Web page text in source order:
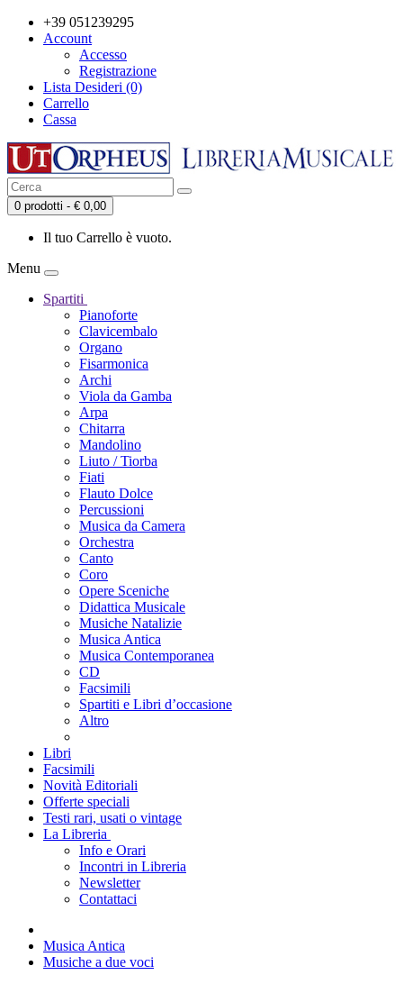
+39 051239295
Account
Accesso
Registrazione
Lista Desideri (0)
Carrello
Cassa
0 prodotti - € 0,00
Il tuo Carrello è vuoto.
Menu
Spartiti
Pianoforte
Clavicembalo
Organo
Fisarmonica
Archi
Viola da Gamba
Arpa
Chitarra
Mandolino
Liuto / Tiorba
Fiati
Flauto Dolce
Percussioni
Musica da Camera
Orchestra
Canto
Coro
Opere Sceniche
Didattica Musicale
Musiche Natalizie
Musica Antica
Musica Contemporanea
CD
Facsimili
Spartiti e Libri d’occasione
Altro
Libri
Facsimili
Novità Editoriali
Offerte speciali
Testi rari, usati o vintage
La Libreria
Info e Orari
Incontri in Libreria
Newsletter
Contattaci
Musica Antica
Musiche a due voci